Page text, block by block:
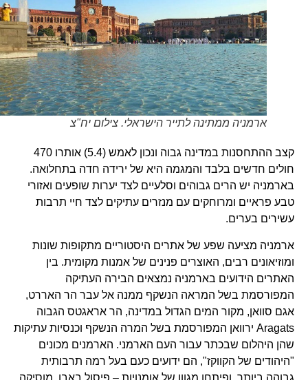
ארמניה ממתינה לתייר הישראלי. צילום יח"צ
קצב ההתחסנות במדינה גבוה ונכון לאמש (5.4) אותרו 470
חולים חדשים בלבד והמגמה היא של ירידה חדה בתחלואה.
בארמניה יש הרים גבוהים וסלעיים לצד יערות שופעים ואזורי
טבע פראיים ומרוחקים עם מנזרים עתיקים לצד חיי תרבות
עשירים בערים.
ארמניה מציעה שפע של אתרים היסטוריים מתקופות שונות
ומוזיאונים רבים, האוצרים פנינים של אמנות מקומית. בין
האתרים הידועים בארמניה נמצאים הבירה העתיקה
המפורסמת בשל המראה הנשקף ממנה אל עבר הר האררט,
אגם סוואן, מקור המים הגדול במדינה, הר אראגטס הגבוה
Aragats ירוואן המפורסמת בשל המרה הנשקף וכנסיות עתיקות
שהן היהלום שבכתר עבור העם הארמני. הארמנים מכונים
"היהודים של הקווקז", הם ידועים כעם בעל רמה תרבותית
גבוהה ביותר, ופיתחו מגוון של אומנויות – פיסול באבן, מוסיקה